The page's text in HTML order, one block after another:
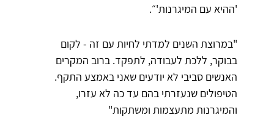
'ההיא עם המיגרנות'״.
"במרוצת השנים למדתי לחיות עם זה - לקום
בבוקר, ללכת לעבודה, לתפקד. ברוב המקרים
האנשים סביבי לא יודעים שאני באמצע התקף.
הטיפולים שנעזרתי בהם עד כה לא עזרו,
והמיגרנות מתעצמות ומשתקות"